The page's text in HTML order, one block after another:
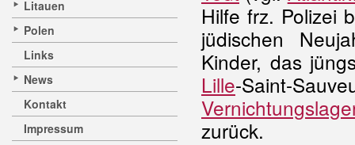
Litauen
Polen
Links
News
Kontakt
Impressum
Hilfe frz. Polizei
jüdischen
Kinder, das
Lille-Saint-
zurück.